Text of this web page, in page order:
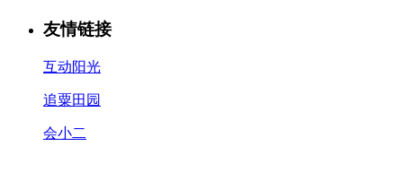
友情链接
互动阳光
追粟田园
会小二